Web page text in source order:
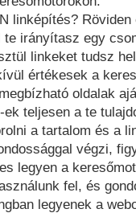
linképítés?
irányítasz egy
linkeket tudsz
értékesek a
oldalak
teljesen a te
a tartalom és a
végzi,
legyen a
fel, és
legyenek a